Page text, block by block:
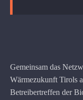
Gemeinsam das
Wärmezukunft Tirols
Betreibertreffen der